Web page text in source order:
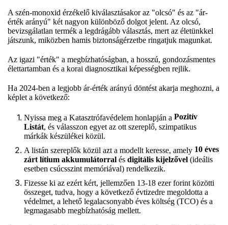
A szén-monoxid érzékelő kiválasztásakor az "olcsó" és az "ár-
érték arányú" két nagyon különböző dolgot jelent. Az olcsó,
bevizsgálatlan termék a legdrágább választás, mert az életünkkel
játszunk, miközben hamis biztonságérzetbe ringatjuk magunkat.
Az igazi "érték" a megbízhatóságban, a hosszú, gondozásmentes
élettartamban és a korai diagnosztikai képességben rejlik.
Ha 2024-ben a legjobb ár-érték arányú döntést akarja meghozni, a
képlet a következő:
Nyissa meg a Katasztrófavédelem honlapján a Pozitív
Listát, és válasszon egyet az ott szereplő, szimpatikus
márkák készülékei közül.
A listán szereplők közül azt a modellt keresse, amely 10 éves
zárt lítium akkumulátorral és digitális kijelzővel (ideális
esetben csúcsszint memóriával) rendelkezik.
Fizesse ki az ezért kért, jellemzően 13-18 ezer forint közötti
összeget, tudva, hogy a következő évtizedre megoldotta a
védelmet, a lehető legalacsonyabb éves költség (TCO) és a
legmagasabb megbízhatóság mellett.